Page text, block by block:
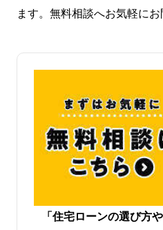
ます。無料相談へお気軽にお
「住宅ローンの選び方